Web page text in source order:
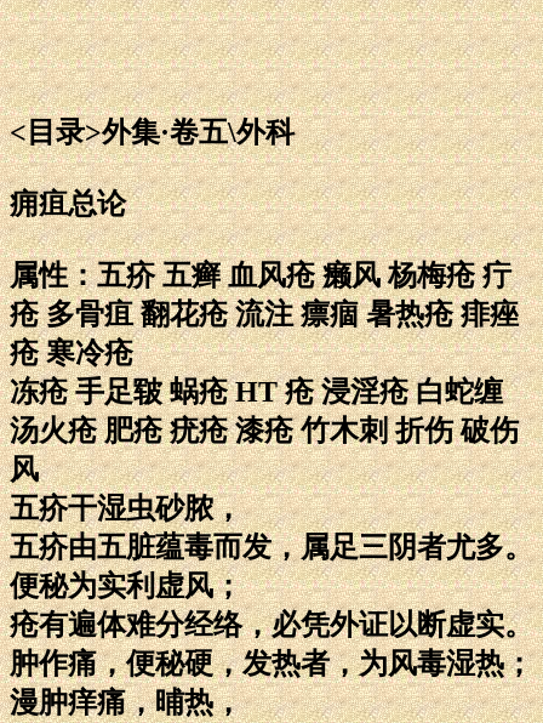
<目录>外集·卷五\外科
痈疽总论
属性：五疥 五癣 血风疮 癞风 杨梅疮 疔
疮 多骨疽 翻花疮 流注 瘭痼 暑热疮 痱痤
疮 寒冷疮
冻疮 手足皲 蜗疮 HT 疮 浸淫疮 白蛇缠
汤火疮 肥疮 疣疮 漆疮 竹木刺 折伤 破伤
风
五疥干湿虫砂脓，
五疥由五脏蕴毒而发，属足三阴者尤多。
便秘为实利虚风；
疮有遍体难分经络，必凭外证以断虚实。
肿作痛，便秘硬，发热者，为风毒湿热；
漫肿痒痛，晡热，